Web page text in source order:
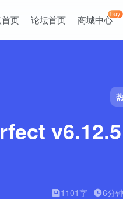
1101字 6分钟
页 论坛首页 商城中心buy